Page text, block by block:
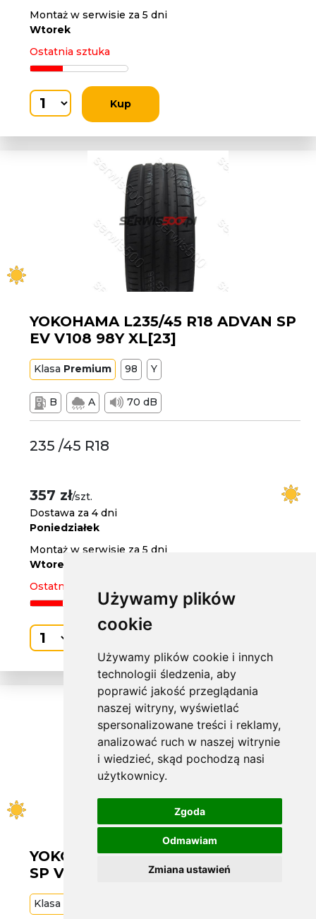
Używamy plików
cookie
Używamy plików cookie i innych
technologii śledzenia, aby
poprawić jakość przeglądania
naszej witryny, wyświetlać
spersonalizowane treści i reklamy,
analizować ruch w naszej witrynie
i wiedzieć, skąd pochodzą nasi
użytkownicy.
Zgoda
Odmawiam
Zmiana ustawień
Montaż w serwisie za 5 dni
Wtorek
Ostatnia sztuka
Kup
YOKOHAMA L235/45 R18 ADVAN SP
EV V108 98Y XL[23]
Klasa Premium 98 Y
B A 70 dB
235 /45 R18
357 zł/szt.
Dostawa za 4 dni
Poniedziałek
Montaż w serwisie za 5 dni
Wtorek
Ostatnia sztuka
YOKOHAMA L285/50 R20 ADVAN
SP V105T 112V RPB [23
Klasa